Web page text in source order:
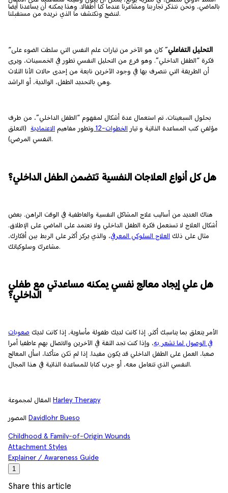
بالماضي، ونحن نتذكر تجاربنا ومشاعرنا عندما كنا أطفالا. وهذا يمكنه أن يساعدنا أيضا
لننضج ونكتشف ما الذي نريده من مستقبلنا.
“ التحليل التفاعلي” كان هو الآخر من تيارات علم النفس التي سلطت الضوء على
فكرة “الطفل الداخلي”. وهو فرع من التحليل النفسي تطور في الخمسينات، ويرى
أن الطريقة التي نتصرف بها في وجود الآخرين نابعة من إحدى حالات الأنا الثلاث
وهي بالتحديد الطفل، الوالدية، أو الراشد.
بحلول السبعينات، تم استعمال عدة أشكال لمفهوم “الطفل الداخلي”، من طرف
مؤلفي كتب المساعدة الذاتية و تيار
الخطوات-12 وتطور مفاهيم الاعتمادية (التعلق
النفسي المرضي).
هل كل أنواع العلاجات النفسية تتضمن الطفل الداخلي؟
هناك العديد من أساليب علاج المشاكل النفسية والعاطفية في الوقت الراهن. بعض
أشكال العلاج لا تستعمل فكرة الطفل الداخلي ولا تعتمد على الماضي على الإطلاق.
مثال على ذلك العلاج السلوكي المعرفي، والذي يركز أكثر على الربط بين أفكارك،
مشاعرك وسلوكياتك.
هل علي إيجاد معالج نفسي يمكنه مساعدتي مع طفلي
الداخلي؟
الأمر يتعلق بما يناسبك أكثر. إذا كانت لديك طفولة مأساوية، إذا كانت لديك صعوبات
في الوصول لما تشعر به، وإذا كنت تجد الثقة في الآخرين والاتصال بهم عاطفيا أمرا
صعبا، العمل على الطفل الداخلي قد يكون مفيدا. إذا لم تكن متأكدا، اسأل المعالج
النفسي الذي تتعامل معه، أو جرب كتابا للمساعدة الذاتية في هذا المجال.
Harley Therapy
Davidlohr Bueso
Childhood & Family-of-Origin Wounds
Attachment Styles
Explainer / Awareness Guide
1
Share this article